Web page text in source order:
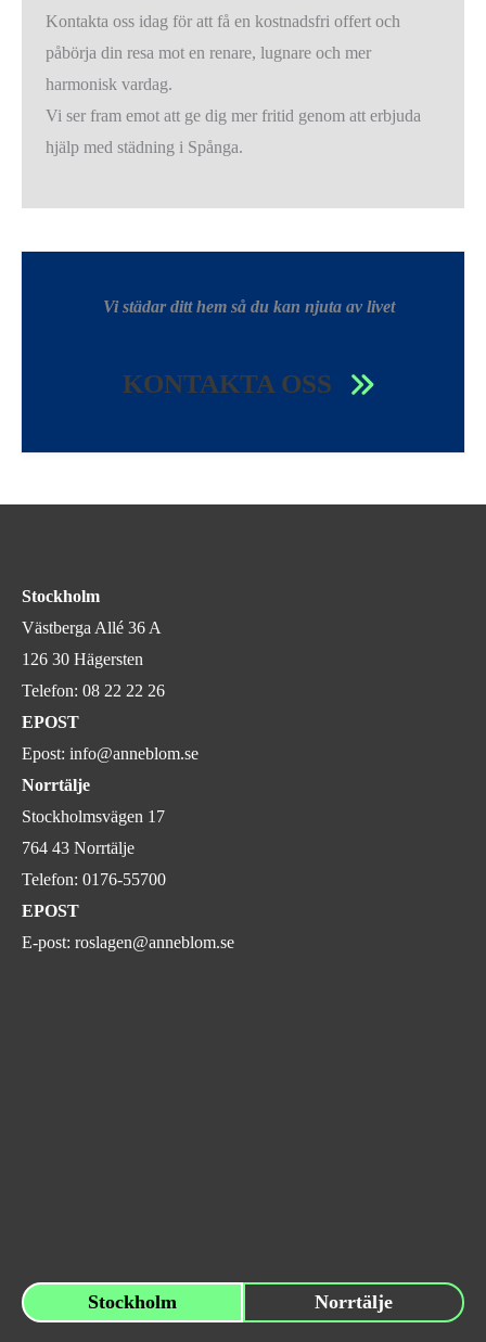
Kontakta oss idag för att få en kostnadsfri offert och
påbörja din resa mot en renare, lugnare och mer
harmonisk vardag.
Vi ser fram emot att ge dig mer fritid genom att erbjuda
hjälp med städning i Spånga.
Vi städar ditt hem så du kan njuta av livet
KONTAKTA OSS
Stockholm
Västberga Allé 36 A
126 30 Hägersten
Telefon: 08 22 22 26
EPOST
Epost: info@anneblom.se
Norrtälje
Stockholmsvägen 17
764 43 Norrtälje
Telefon: 0176-55700
EPOST
E-post: roslagen@anneblom.se
Stockholm Norrtälje